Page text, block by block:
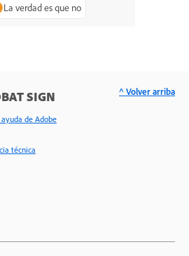
La verdad es que no
SIGN
de Adobe
técnica
^ Volver arriba